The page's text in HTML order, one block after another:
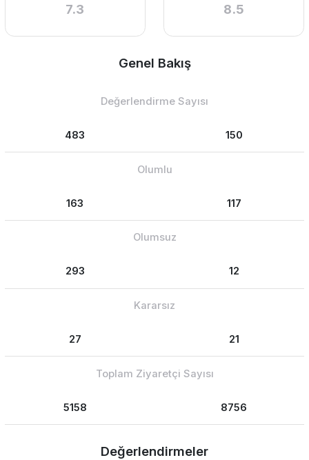
7.3 8.5
Genel Bakış
Değerlendirme Sayısı
483 150
Olumlu
163 117
Olumsuz
293 12
Kararsız
27 21
Toplam Ziyaretçi Sayısı
5158 8756
Değerlendirmeler